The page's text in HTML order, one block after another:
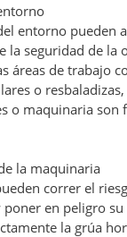
entorno pueden
la seguridad de la
áreas de trabajo
o
o maquinaria son
la maquinaria
correr el
en peligro
la grúa